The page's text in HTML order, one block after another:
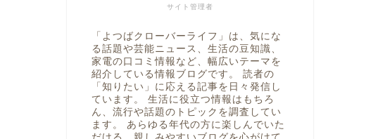
サイト管理者
「よつばクローバーライフ」は、気にな
る話題や芸能ニュース、生活の豆知識、
家電の口コミ情報など、幅広いテーマを
紹介している情報ブログです。 読者の
「知りたい」に応える記事を日々発信し
ています。 生活に役立つ情報はもちろ
ん、流行や話題のトピックを調査してい
ます。 あらゆる年代の方に楽しんでいた